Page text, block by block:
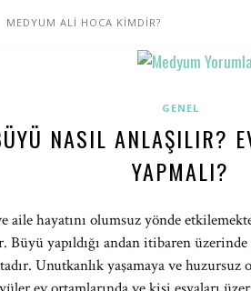
MEDYUM ALİ HOCA KİMDİR?
GENEL
NASIL ANLAŞILIR?
YAPMALI?
aile hayatını olumsuz yönde
Büyü yapıldığı andan itibaren
Unutkanlık yaşamaya ve